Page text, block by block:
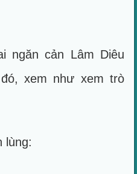
ngăn cản Lâm Diêu
xem như xem trò
lùng: